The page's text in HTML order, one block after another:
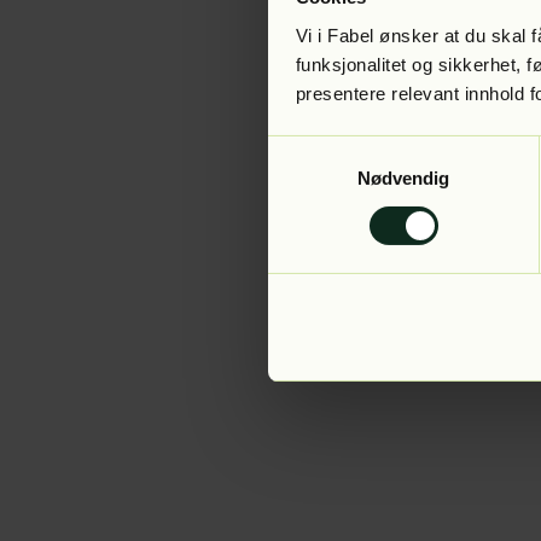
Vi i Fabel ønsker at du skal
funksjonalitet og sikkerhet,
presentere relevant innhold
Nødvendig
Application